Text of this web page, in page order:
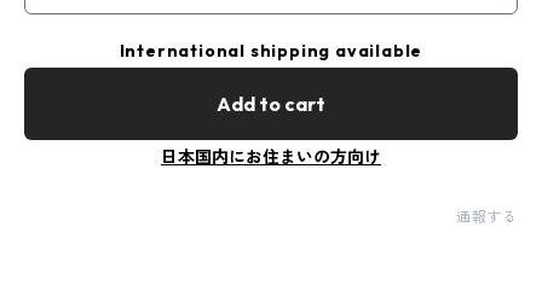
International shipping available
Add to cart
日本国内にお住まいの方向け
通報する